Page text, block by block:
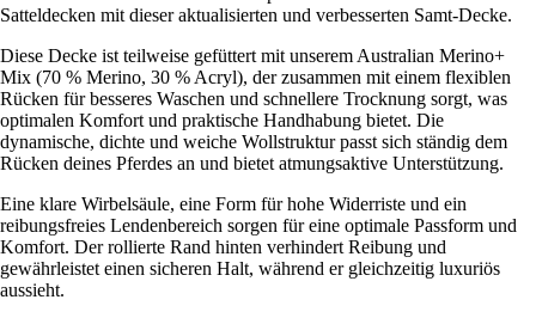
Satteldecken mit dieser aktualisierten und verbesserten Samt-Decke.
Diese Decke ist teilweise gefüttert mit unserem Australian Merino+
Mix (70 % Merino, 30 % Acryl), der zusammen mit einem flexiblen
Rücken für besseres Waschen und schnellere Trocknung sorgt, was
optimalen Komfort und praktische Handhabung bietet. Die
dynamische, dichte und weiche Wollstruktur passt sich ständig dem
Rücken deines Pferdes an und bietet atmungsaktive Unterstützung.
Eine klare Wirbelsäule, eine Form für hohe Widerriste und ein
reibungsfreies Lendenbereich sorgen für eine optimale Passform und
Komfort. Der rollierte Rand hinten verhindert Reibung und
gewährleistet einen sicheren Halt, während er gleichzeitig luxuriös
aussieht.